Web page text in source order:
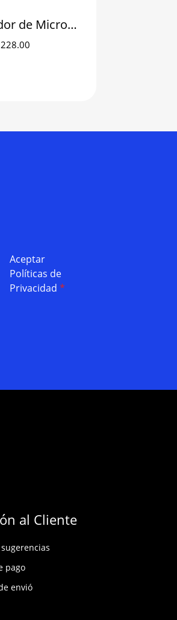
Dispensador de Microaplicadores Microbrush
228.00
Aceptar
Políticas de
Privacidad*
al Cliente
pago
envió